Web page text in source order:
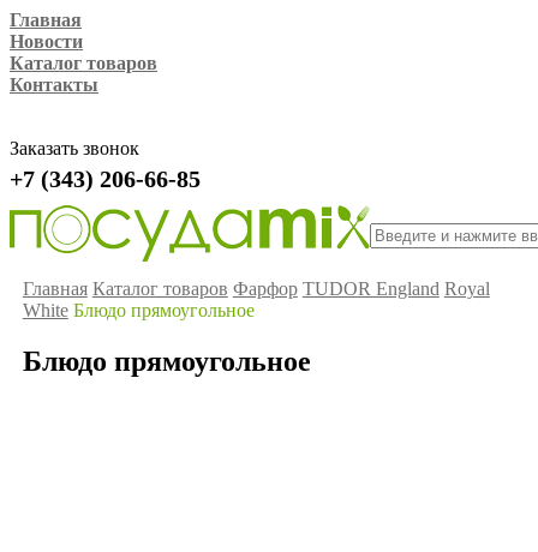
Главная
Новости
Каталог товаров
Контакты
Заказать звонок
+7 (343) 206-66-85
Главная Каталог товаров Фарфор TUDOR England Royal
White Блюдо прямоугольное
Блюдо прямоугольное